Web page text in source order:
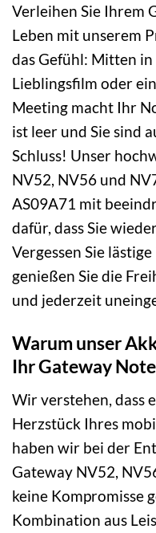
Verleihen Sie Ihrem
Leben mit unserem
das Gefühl: Mitten
Lieblingsfilm oder
Meeting macht Ihr
ist leer und Sie sind
Schluss! Unser
NV52, NV56 und
AS09A71 mit
dafür, dass Sie
Vergessen Sie
genießen Sie die
und jederzeit
Warum unser
Ihr Gateway
Wir verstehen, dass
Herzstück Ihres
haben wir bei der
Gateway NV52,
keine Kompromisse
Kombination aus